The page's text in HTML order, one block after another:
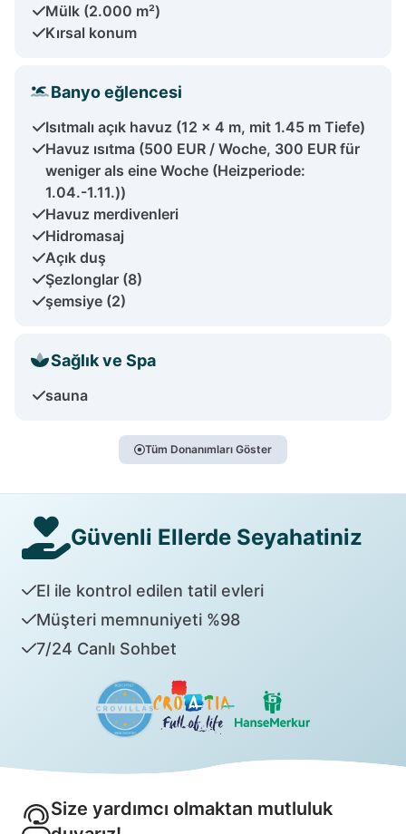
Mülk (2.000 m²)
Kırsal konum
Banyo eğlencesi
Isıtmalı açık havuz (12 x 4 m, mit 1.45 m Tiefe)
Havuz ısıtma (500 EUR / Woche, 300 EUR für
weniger als eine Woche (Heizperiode:
1.04.-1.11.))
Havuz merdivenleri
Hidromasaj
Açık duş
Şezlonglar (8)
şemsiye (2)
Sağlık ve Spa
sauna
Tüm Donanımları Göster
Güvenli Ellerde Seyahatiniz
El ile kontrol edilen tatil evleri
Müşteri memnuniyeti %98
7/24 Canlı Sohbet
Size yardımcı olmaktan mutluluk